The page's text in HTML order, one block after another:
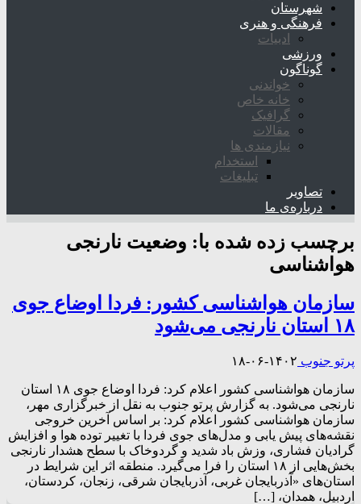
شهرستان
فرهنگی و هنری
ادبیات
ورزشی
گوناگون
خواندنی
خانه خاص
گرافیک
مقالات
نیازمندی ها
استخدام
تبلیغات
تصاویر
درباره‌ی ما
برچسب زده شده با: وضعیت نارنجی
هواشناسی
سازمان هواشناسی کشور: فردا اوضاع جوی
۱۸ استان نارنجی می‌شود
پرتو جنوب ۱۴۰۲-۰۶-۱۸
سازمان هواشناسی کشور اعلام کرد: فردا اوضاع جوی ۱۸ استان
نارنجی می‌شود. به گزارش پرتو جنوب به نقل از خبرگزاری مهر،
سازمان هواشناسی کشور اعلام کرد: بر اساس آخرین خروجی
نقشه‌های پیش یابی و مدل‌های جوی فردا با تغییر توده هوا و افزایش
گرادیان فشاری، وزش باد شدید و گردوخاک با سطح هشدار نارنجی
بخش‌هایی از ۱۸ استان را فرا می‌گیرد. منطقه اثر این شرایط در
استان‌های «آذربایجان غربی، آذربایجان شرقی، زنجان، کردستان،
اردبیل، همدان، […]